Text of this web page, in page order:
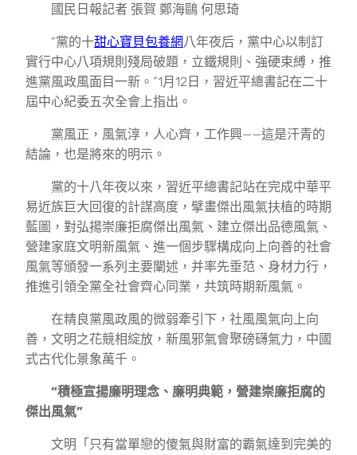
國民日報記者 張賀 鄭海鷗 何思琦
“黨的十甜心寶貝包養網八年夜后，黨中心以制訂
實行中心八項規則殘局破題，立鐵規則、強硬束縛，推
進黨風政風面目一新。”1月12日，習近平總書記在二十
屆中心紀委五次全會上指出。
黨風正，風氣淳，人心齊，工作興——這是汗青的
結論，也是將來的明示。
黨的十八年夜以來，習近平總書記站在完成中華平
易近族巨大回復的計謀高度，擘畫傑出風氣扶植的時期
藍圖，對弘揚崇廉拒腐傑出風氣、建立傑出品德風氣、
營建家庭文明新風氣、進一個步驟構成向上向善的社會
風氣等頒發一系列主要闡述，并率先垂范、身材力行，
推進引領全黨全社會齊心同業，共筑時期新風氣。
在精良黨風政風的微弱牽引下，社風風氣向上向
善，文明之花競相綻放，新風邪氣會聚磅礴氣力，中國
式古代化景象萬千。
“積極宣揚廉明理念、廉明典範，營建崇廉拒腐的
傑出風氣”
文明「只有當單戀的傻氣與財富的霸氣達到完美的